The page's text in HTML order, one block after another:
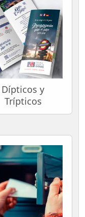
Dípticos y
Trípticos